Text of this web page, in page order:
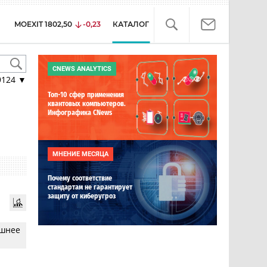
MOEXIT 1802,50 -0,23 КАТАЛОГ
▼
CNEWS ANALYTICS
Топ-10 сфер применения
квантовых компьютеров.
Инфографика CNews
МНЕНИЕ МЕСЯЦА
Почему соответствие
стандартам не гарантирует
защиту от киберугроз